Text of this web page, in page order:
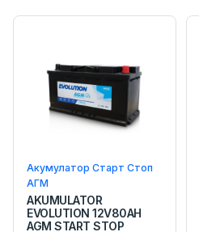
Акумулатор Старт Стоп
АГМ
AKUMULATOR
EVOLUTION 12V80AH
AGM START STOP